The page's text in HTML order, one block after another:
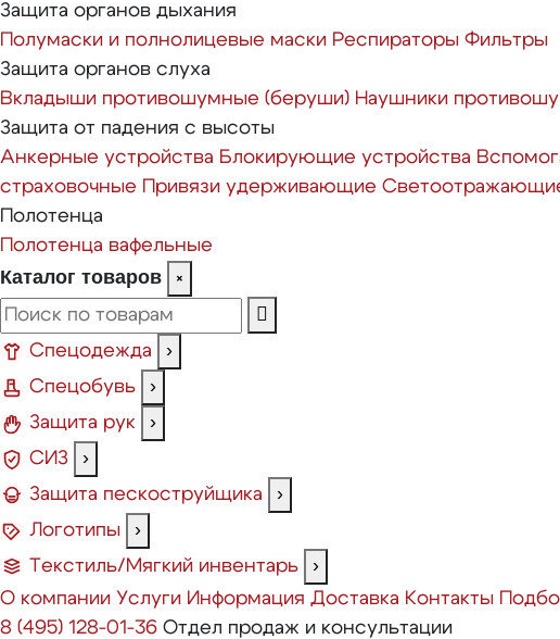
Защита органов дыхания
Полумаски и полнолицевые маски Респираторы Фильтры
Защита органов слуха
Вкладыши противошумные (беруши) Наушники
Защита от падения с высоты
Анкерные устройства Блокирующие устройства
страховочные Привязи удерживающие
Полотенца
Полотенца вафельные
Каталог товаров ×
Спецодежда
›
Спецобувь
›
Защита рук
›
СИЗ
›
Защита пескоструйщика
›
Логотипы
›
Текстиль/Мягкий инвентарь
›
О компании Услуги Информация Доставка Контакты
8 (495) 128-01-36 Отдел продаж и консультации